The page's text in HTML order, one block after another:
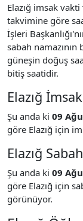
Elazığ imsak
takvimine göre
İşleri
sabah namazının
güneşin doğuş
bitiş saatidir.
Elazığ
Şu anda ki 09
göre Elazığ için
Elazığ
Şu anda ki 09
göre Elazığ için
görünüyor.